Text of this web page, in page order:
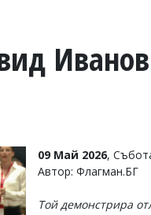
Иванов
09 Май 2026,
Автор: Флагман.БГ
Той демонстрира